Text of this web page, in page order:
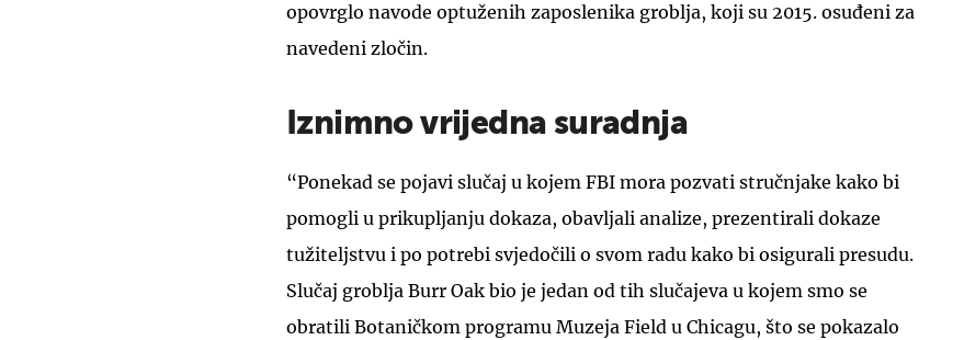
opovrglo navode optuženih zaposlenika groblja, koji su 2015. osuđeni za
navedeni zločin.
Iznimno vrijedna suradnja
“Ponekad se pojavi slučaj u kojem FBI mora pozvati stručnjake kako bi
pomogli u prikupljanju dokaza, obavljali analize, prezentirali dokaze
tužiteljstvu i po potrebi svjedočili o svom radu kako bi osigurali presudu.
Slučaj groblja Burr Oak bio je jedan od tih slučajeva u kojem smo se
obratili Botaničkom programu Muzeja Field u Chicagu, što se pokazalo